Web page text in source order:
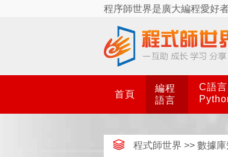
程序師世界是廣大編程愛好
首頁
編程
語言
C語言
程式師世界 >> 數據